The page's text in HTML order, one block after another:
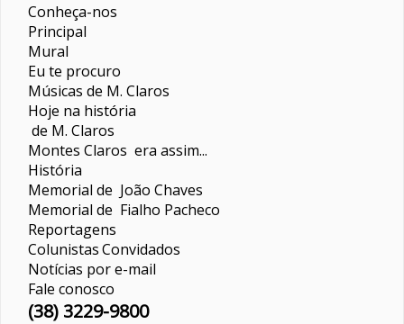
Conheça-nos
Principal
Mural
Eu te procuro
Músicas de M. Claros
Hoje na história
de M. Claros
Montes Claros era assim...
História
Memorial de João Chaves
Memorial de Fialho Pacheco
Reportagens
ColunistasConvidados
Notícias por e-mail
Fale conosco
(38) 3229-9800